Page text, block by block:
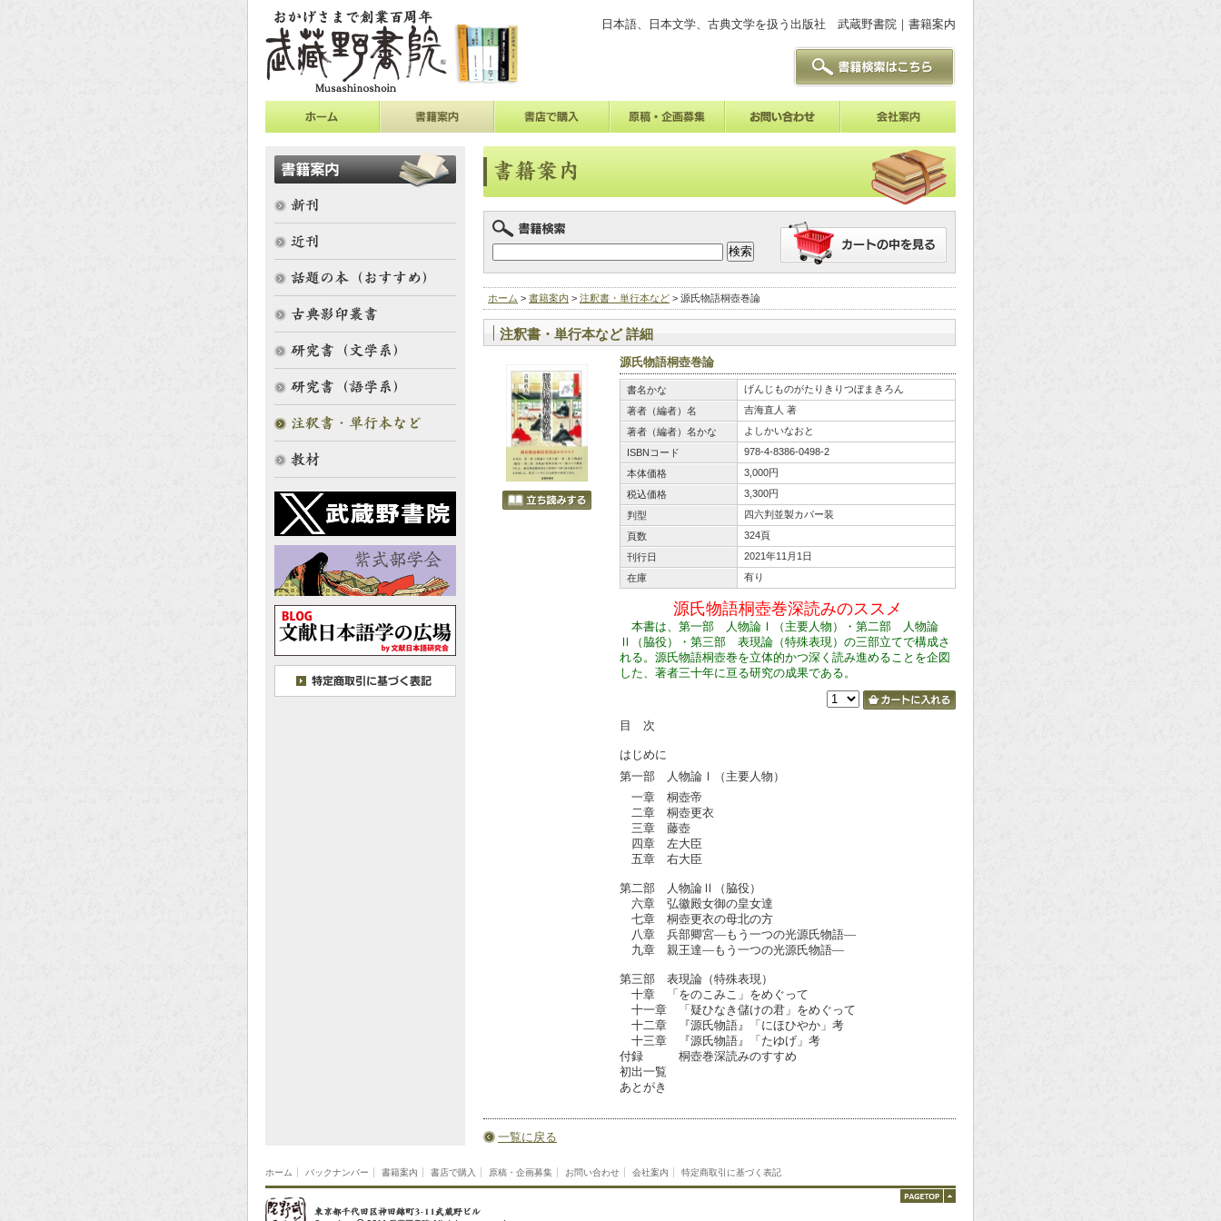
日本語、日本文学、古典文学を扱う出版社 武蔵野書院｜書籍案内
ホーム > 書籍案内 > 注釈書・単行本など > 源氏物語桐壺巻論
注釈書・単行本など 詳細
源氏物語桐壺巻論
書名かな
げんじものがたりきりつぼまきろん
著者（編者）名
吉海直人 著
著者（編者）名かな
よしかいなおと
ISBNコード
978-4-8386-0498-2
本体価格
3,000円
税込価格
3,300円
判型
四六判並製カバー装
頁数
324頁
刊行日
2021年11月1日
在庫
有り
源氏物語桐壺巻深読みのススメ
本書は、第一部 人物論Ⅰ（主要人物）・第二部 人物論
Ⅱ（脇役）・第三部 表現論（特殊表現）の三部立てで構成さ
れる。源氏物語桐壺巻を立体的かつ深く読み進めることを企図
した、著者三十年に亘る研究の成果である。
目 次
はじめに
第一部 人物論Ⅰ（主要人物）
一章 桐壺帝
二章 桐壺更衣
三章 藤壺
四章 左大臣
五章 右大臣
第二部 人物論Ⅱ（脇役）
六章 弘徽殿女御の皇女達
七章 桐壺更衣の母北の方
八章 兵部卿宮―もう一つの光源氏物語―
九章 親王達―もう一つの光源氏物語―
第三部 表現論（特殊表現）
十章 「をのこみこ」をめぐって
十一章 「疑ひなき儲けの君」をめぐって
十二章 『源氏物語』「にほひやか」考
十三章 『源氏物語』「たゆげ」考
付録 桐壺巻深読みのすすめ
初出一覧
あとがき
一覧に戻る
ホーム バックナンバー 書籍案内 書店で購入 原稿・企画募集 お問い合わせ 会社案内 特定商取引に基づく表記